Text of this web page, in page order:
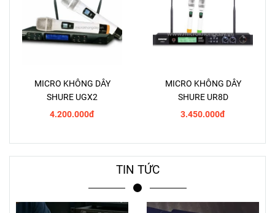
MICRO KHÔNG DÂY
SHURE UGX2
4.200.000đ
MICRO KHÔNG DÂY
SHURE UR8D
3.450.000đ
TIN TỨC